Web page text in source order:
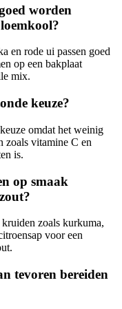
worden
en rode ui passen goed
op een bakplaat
mix.
keuze?
omdat het weinig
zoals vitamine C en
is.
op smaak
zoals kurkuma,
voor een
tevoren bereiden